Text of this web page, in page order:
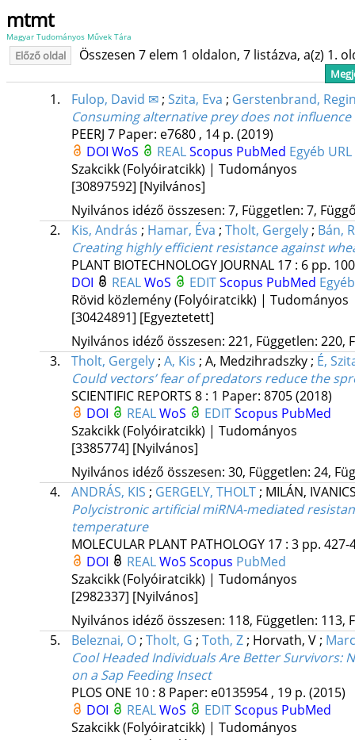
mtmt
Magyar Tudományos Művek Tára
Előző oldal Összesen 7 elem 1 oldalon, 7 listázva, a(z) 1.
1. Fulop, David ✉; Szita, Eva ; Gerstenbrand,
Consuming alternative prey does not
PEERJ 7 Paper: e7680 , 14 p. (2019)
DOI WoS REALScopus PubMed Egyéb URL
Szakcikk (Folyóiratcikk) | Tudományos
[30897592] [Nyilvános]
Nyilvános idéző összesen: 7, Független: 7,
2.
Kis, András ; Hamar, Éva ; Tholt, Gergely; Bán,
Creating highly efficient resistance against
PLANT BIOTECHNOLOGY JOURNAL 17: 6 pp.
DOI
REALWoS EDITScopus PubMed
Rövid közlemény (Folyóiratcikk) | Tudományos
[30424891] [Egyeztetett]
Nyilvános idéző összesen: 221, Független: 220,
3.
Tholt, Gergely; A, Kis ; A, Medzihradszky; É,
Could vectors’ fear of predators reduce the
SCIENTIFIC REPORTS 8: 1 Paper: 8705(2018)
DOI
REALWoS EDITScopus PubMed
Szakcikk (Folyóiratcikk) | Tudományos
[3385774] [Nyilvános]
Nyilvános idéző összesen: 30, Független: 24,
4.
ANDRÁS, KIS ; GERGELY, THOLT; MILÁN,
Polycistronic artificial miRNA-mediated
temperature
MOLECULAR PLANT PATHOLOGY 17: 3 pp. 427-
DOI
REALWoS Scopus PubMed
Szakcikk (Folyóiratcikk) | Tudományos
[2982337] [Nyilvános]
Nyilvános idéző összesen: 118, Független: 113,
5.
Beleznai, O; Tholt, G ; Toth, Z; Horvath, V;
Cool Headed Individuals Are Better Survivors:
on a Sap Feeding Insect
PLOS ONE 10: 8 Paper: e0135954 , 19 p. (2015)
DOI
REALWoS EDITScopus PubMed
Szakcikk (Folyóiratcikk) | Tudományos